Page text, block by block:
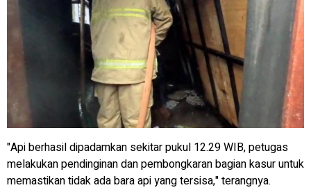
"Api berhasil dipadamkan sekitar pukul 12.29 WIB, petugas
melakukan pendinginan dan pembongkaran bagian kasur untuk
memastikan tidak ada bara api yang tersisa," terangnya.